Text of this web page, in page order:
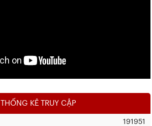
THỐNG KÊ TRUY CẬP
191951